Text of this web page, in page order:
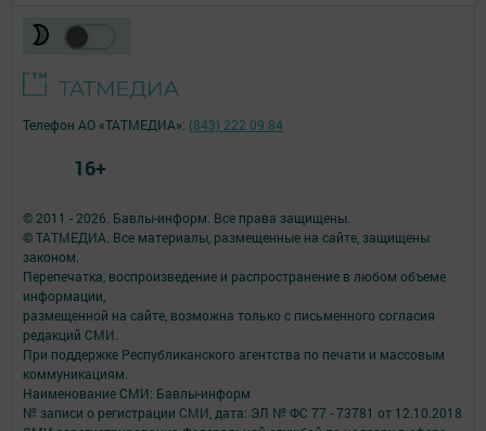
© 2011 - 2026. Бавлы-информ. Все права защищены.
© ТАТМЕДИА. Все материалы, размещенные на сайте, защищены
законом.
Перепечатка, воспроизведение и распространение в любом объеме
информации,
размещенной на сайте, возможна только с письменного согласия
редакций СМИ.
При поддержке Республиканского агентства по печати и массовым
коммуникациям.
Наименование СМИ: Бавлы-информ
№ записи о регистрации СМИ, дата: ЭЛ № ФС 77 - 73781 от 12.10.2018
Телефон АО «ТАТМЕДИА»: (843) 222 09 84
16+